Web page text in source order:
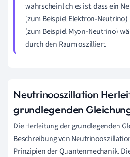
wahrscheinlich es ist, dass ein
(zum Beispiel Elektron-Neutrino)
(zum Beispiel Myon-Neutrino)
durch den Raum oszilliert.
Neutrinooszillation
grundlegenden
Die Herleitung der grundlegenden
Beschreibung von
Prinzipien der Quantenmechanik.